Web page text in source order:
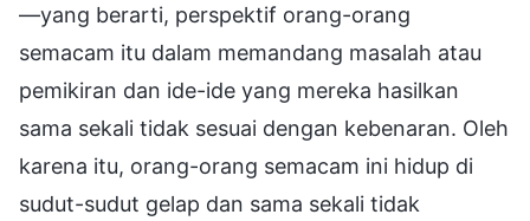
—yang berarti, perspektif orang-orang
semacam itu dalam memandang masalah atau
pemikiran dan ide-ide yang mereka hasilkan
sama sekali tidak sesuai dengan kebenaran. Oleh
karena itu, orang-orang semacam ini hidup di
sudut-sudut gelap dan sama sekali tidak